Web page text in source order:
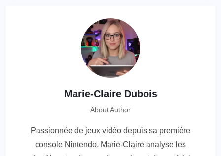
Marie-Claire Dubois
About Author
Passionnée de jeux vidéo depuis sa première
console Nintendo, Marie-Claire analyse les